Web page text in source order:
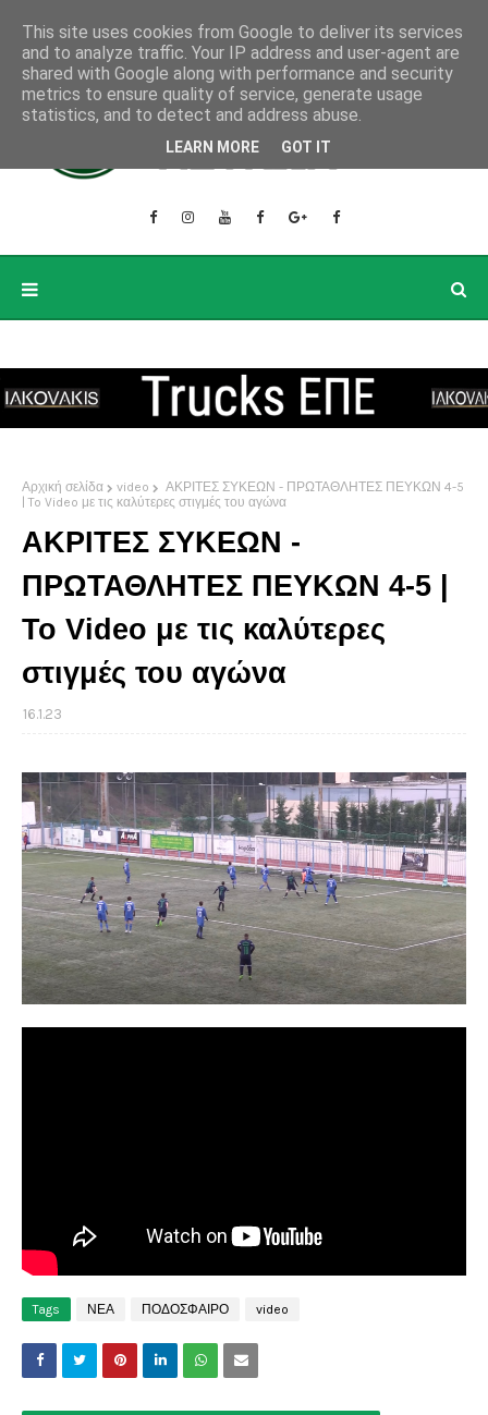
Αρχική σελίδα video
ΑΚΡΙΤΕΣ ΣΥΚΕΩΝ - ΠΡΩΤΑΘΛΗΤΕΣ ΠΕΥΚΩΝ 4-5
| To Video με τις καλύτερες στιγμές του αγώνα
ΑΚΡΙΤΕΣ ΣΥΚΕΩΝ -
ΠΡΩΤΑΘΛΗΤΕΣ ΠΕΥΚΩΝ 4-5 |
To Video με τις καλύτερες
στιγμές του αγώνα
16.1.23
Tags ΝΕΑ ΠΟΔΟΣΦΑΙΡΟ video
This site uses cookies from Google to deliver its services
and to analyze traffic. Your IP address and user-agent are
shared with Google along with performance and security
metrics to ensure quality of service, generate usage
statistics, and to detect and address abuse.
LEARN MORE GOT IT